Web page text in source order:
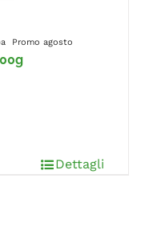
Promo agosto
Dettagli